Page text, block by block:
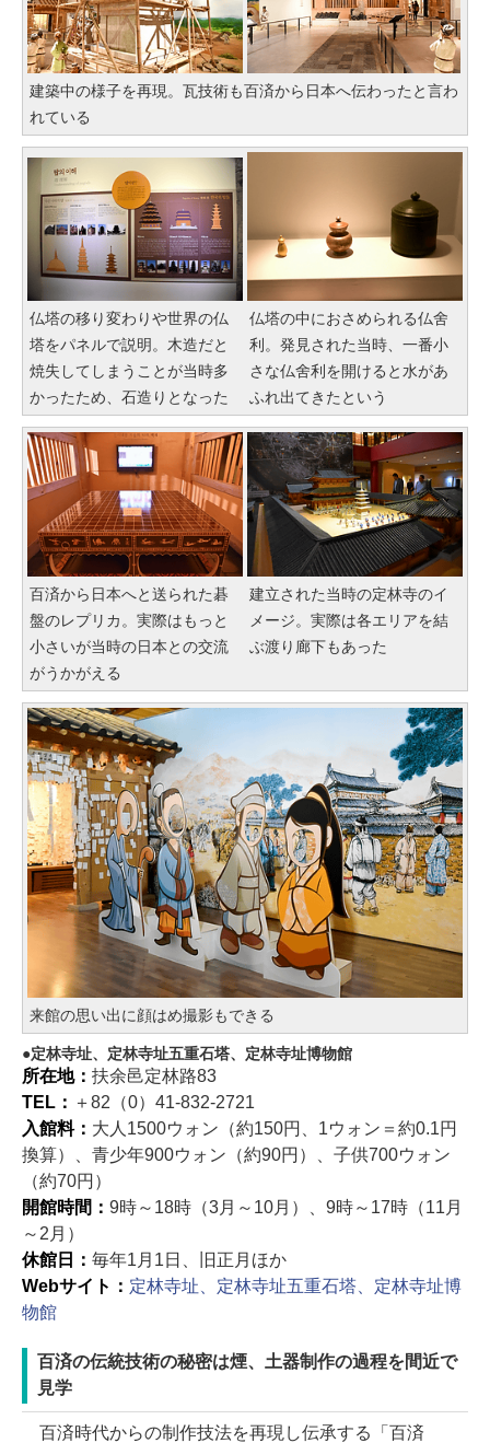
建築中の様子を再現。瓦技術も百済から日本へ伝わったと言わ
れている
仏塔の移り変わりや世界の仏
塔をパネルで説明。木造だと
焼失してしまうことが当時多
かったため、石造りとなった
仏塔の中におさめられる仏舍
利。発見された当時、一番小
さな仏舍利を開けると水があ
ふれ出てきたという
百済から日本へと送られた碁
盤のレプリカ。実際はもっと
小さいが当時の日本との交流
がうかがえる
建立された当時の定林寺のイ
メージ。実際は各エリアを結
ぶ渡り廊下もあった
来館の思い出に顔はめ撮影もできる
定林寺址、定林寺址五重石塔、定林寺址博物館
所在地： 扶余邑定林路83
TEL： ＋82（0）41-832-2721
入館料： 大人1500ウォン（約150円、1ウォン＝約0.1円
換算）、青少年900ウォン（約90円）、子供700ウォン
（約70円）
開館時間： 9時～18時（3月～10月）、9時～17時（11月
～2月）
休館日： 毎年1月1日、旧正月ほか
Webサイト： 定林寺址、定林寺址五重石塔、定林寺址博
物館
百済の伝統技術の秘密は煙、土器制作の過程を間近で
見学
百済時代からの制作技法を再現し伝承する「百済